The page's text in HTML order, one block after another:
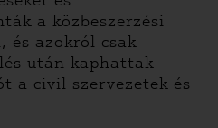
a közbeszerzési
és azokról csak
után kaphattak
a civil szervezetek és